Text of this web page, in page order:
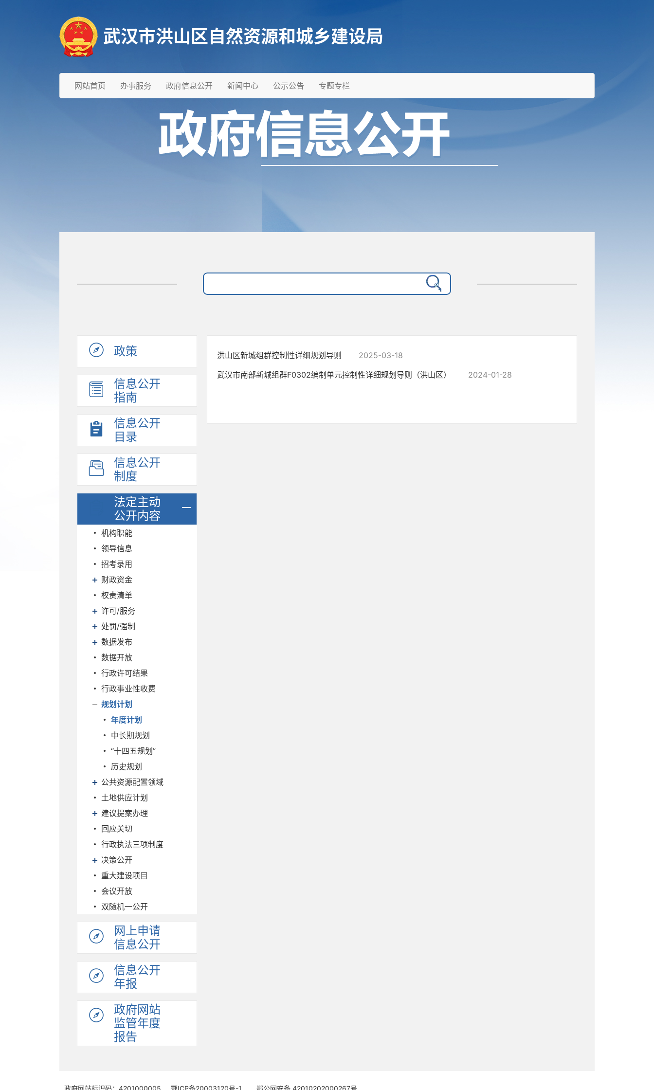
武汉市洪山区自然资源和城乡建设局
网站首页 办事服务 政府信息公开 新闻中心 公示公告 专题专栏
政策
信息公开
指南
信息公开
目录
信息公开
制度
法定主动
公开内容
机构职能
领导信息
招考录用
财政资金
权责清单
许可/服务
处罚/强制
数据发布
数据开放
行政许可结果
行政事业性收费
规划计划
年度计划
中长期规划
“十四五规划”
历史规划
公共资源配置领域
土地供应计划
建议提案办理
回应关切
行政执法三项制度
决策公开
重大建设项目
会议开放
双随机一公开
网上申请
信息公开
信息公开
年报
政府网站
监管年度
报告
洪山区新城组群控制性详细规划导则
2025-03-18
武汉市南部新城组群F0302编制单元控制性详细规划导则（洪山区）
2024-01-28
政府网站标识码：4201000005 鄂ICP备20003120号-1 鄂公网安备 42010202000267号